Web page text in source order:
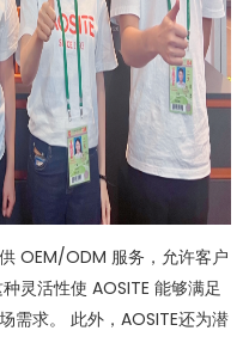
OEM/ODM 服务，允许客户
灵活性使 AOSITE 能够满足
需求。 此外，AOSITE还为潜